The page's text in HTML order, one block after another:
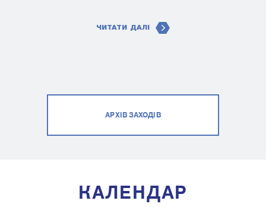
ЧИТАТИ ДАЛІ
АРХІВ ЗАХОДІВ
КАЛЕНДАР